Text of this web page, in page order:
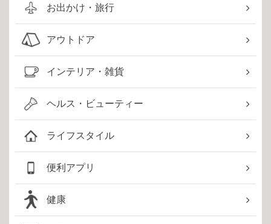
お出かけ・旅行
アウトドア
インテリア・雑貨
ヘルス・ビューティー
ライフスタイル
便利アプリ
健康